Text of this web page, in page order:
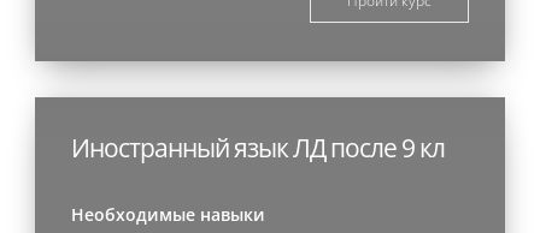
Иностранный язык ЛД после 9 кл
Необходимые навыки